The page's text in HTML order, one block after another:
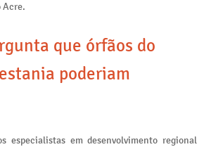
Acre.
que órfãos do
poderiam
especialistas em desenvolvimento regional